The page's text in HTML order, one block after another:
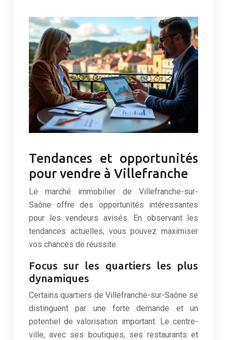
Tendances et opportunités
pour vendre à Villefranche
Le marché immobilier de Villefranche-sur-
Saône offre des opportunités intéressantes
pour les vendeurs avisés. En observant les
tendances actuelles, vous pouvez maximiser
vos chances de réussite.
Focus sur les quartiers les plus
dynamiques
Certains quartiers de Villefranche-sur-Saône se
distinguent par une forte demande et un
potentiel de valorisation important. Le centre-
ville, avec ses boutiques, ses restaurants et